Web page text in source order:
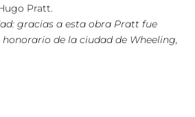
Pratt.
gracias a esta obra Pratt fue
de la ciudad de Wheeling,